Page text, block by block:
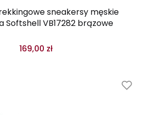
sneakersy męskie
Softshell VB17282 brązowe
169,00 zł